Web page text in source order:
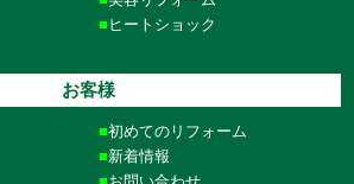
ヒートショック
お客様
初めてのリフォーム
新着情報